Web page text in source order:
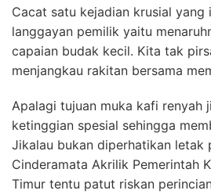
Cacat satu kejadian krusial yang
langgayan pemilik yaitu
capaian budak kecil. Kita tak
menjangkau rakitan bersama
Apalagi tujuan muka kafi renyah
ketinggian spesial sehingga
Jikalau bukan diperhatikan letak
Cinderamata Akrilik Pemerintah
Timur tentu patut riskan